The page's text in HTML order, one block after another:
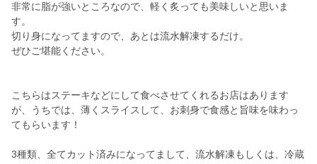
非常に脂が強いところなので、軽く炙っても美味しいと思いま
す。
切り身になってますので、あとは流水解凍するだけ。
ぜひご堪能ください。
こちらはステーキなどにして食べさせてくれるお店はあります
が、うちでは、薄くスライスして、お刺身で食感と旨味を味わっ
てもらいます！
3種類、全てカット済みになってまして、流水解凍もしくは、冷蔵